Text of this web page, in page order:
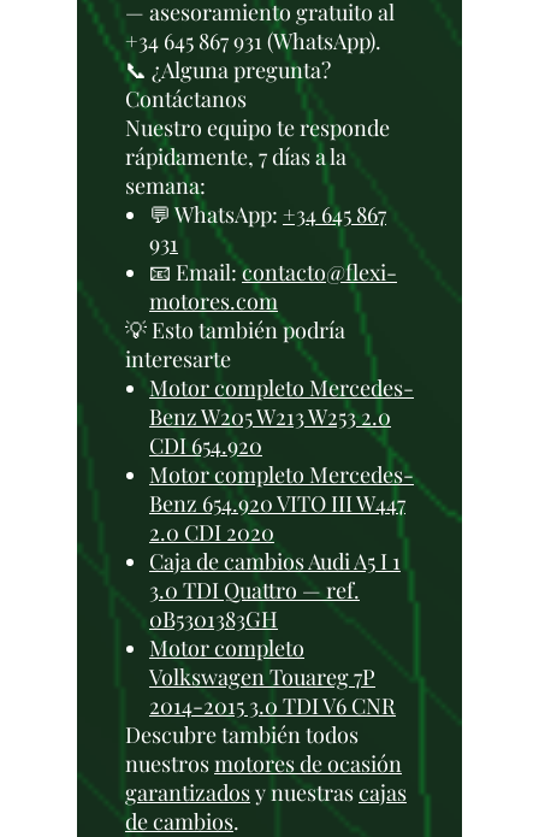
— asesoramiento gratuito al
+34 645 867 931 (WhatsApp).
📞 ¿Alguna pregunta?
Contáctanos
Nuestro equipo te responde
rápidamente, 7 días a la
semana:
💬 WhatsApp: +34 645 867
931
📧 Email:contacto@flexi-
motores.com
💡 Esto también podría
interesarte
Motor completo Mercedes-
Benz W205 W213 W253 2.0
CDI 654.920
Motor completo Mercedes-
Benz 654.920 VITO III W447
2.0 CDI 2020
Caja de cambios Audi A5 I 1
3.0 TDI Quattro — ref.
0B5301383GH
Motor completo
Volkswagen Touareg 7P
2014-2015 3.0 TDI V6 CNR
Descubre también todos
nuestrosmotores de ocasión
garantizadosy nuestrascajas
de cambios.